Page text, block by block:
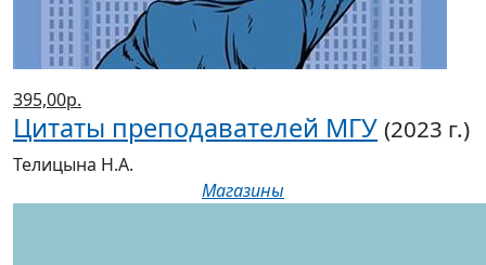
395,00р.
Цитаты преподавателей МГУ (2023 г.)
Телицына Н.А.
Магазины